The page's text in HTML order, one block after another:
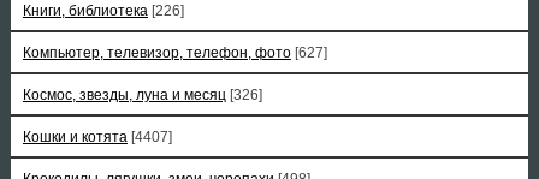
Книги, библиотека [226]
Компьютер, телевизор, телефон, фото [627]
Космос, звезды, луна и месяц [326]
Кошки и котята [4407]